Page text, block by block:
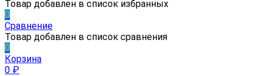
Товар добавлен в список избранных
0
Сравнение
Товар добавлен в список сравнения
0
Корзина
0 ₽